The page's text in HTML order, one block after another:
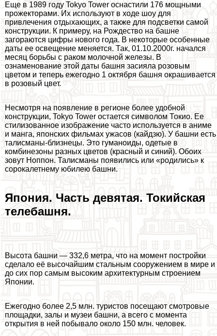
Еще в 1989 году Tokyo Tower оснастили 176 мощными
прожекторами. Их используют в ходе шоу для
привлечения отдыхающих, а также для подсветки самой
конструкции. К примеру, на Рождество на башне
загораются цифры нового года. В некоторые особенные
даты ее освещение меняется. Так, 01.10.2000г. начался
месяц борьбы с paком молочной железы. В
ознаменование этой даты башня засияла розовым
цветом и теперь ежегодно 1 октября башня окрашивается
в розовый цвет.
Несмотря на появление в регионе более удобной
конструкции, Tokyo Tower остается символом Токио. Ее
стилизованное изображение часто используется в аниме
и манга, японских фильмах ужасов (кайдзю). У башни есть
талисманы-близнецы. Это гуманоиды, одетые в
комбинезоны разных цветов (красный и синий). Обоих
зовут Ноппон. Талисманы появились или «родились» к
сорокалетнему юбилею башни.
Япония. Часть девятая. Токийская
телeбашня.
Высота башни — 332,6 метра, что на момент постройки
сделало её высочайшим стальным сооружением в мире и
до сих пор самым высоким архитектурным строением
Японии.
Ежегодно более 2,5 млн. туристов посещают смотровые
площадки, залы и музеи башни, а всего с момента
открытия в ней побывало около 150 млн. человек.